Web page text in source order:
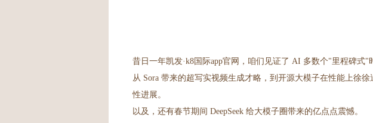
昔日一年凯发·k8国际app官网，咱们见证了 AI 多数个"里程碑式"
从 Sora 带来的超写实视频生成才略，到开源大模子在性能上徐
性进展。
以及，还有春节期间 DeepSeek 给大模子圈带来的亿点点震憾。